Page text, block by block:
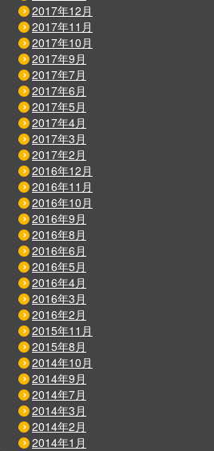
2017年12月
2017年11月
2017年10月
2017年9月
2017年7月
2017年6月
2017年5月
2017年4月
2017年3月
2017年2月
2016年12月
2016年11月
2016年10月
2016年9月
2016年8月
2016年6月
2016年5月
2016年4月
2016年3月
2016年2月
2015年11月
2015年8月
2014年10月
2014年9月
2014年7月
2014年3月
2014年2月
2014年1月